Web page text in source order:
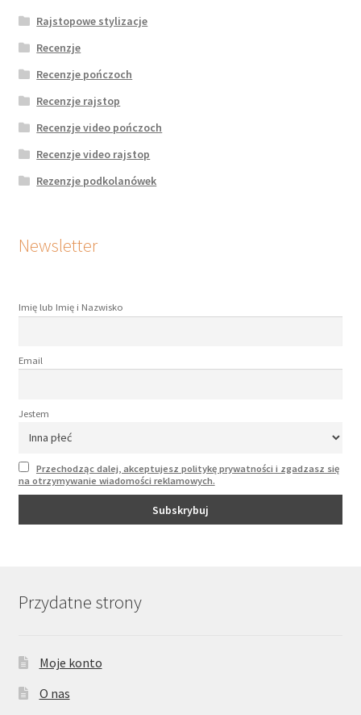
Rajstopowe stylizacje
Recenzje
Recenzje pończoch
Recenzje rajstop
Recenzje video pończoch
Recenzje video rajstop
Rezenzje podkolanówek
Newsletter
Imię lub Imię i Nazwisko
Email
Jestem
Przechodząc dalej, akceptujesz politykę prywatności i zgadzasz się
na otrzymywanie wiadomości reklamowych.
Przydatne strony
Moje konto
O nas